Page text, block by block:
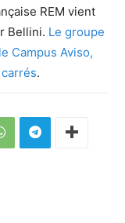
REM vient
Bellini. Le groupe
Campus Aviso,
.